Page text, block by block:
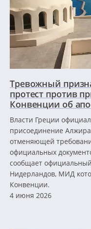
Тревожный
протест против
Конвенции об
Власти Греции
присоединение
отменяющей
официальных
сообщает
Нидерландов, МИД
Конвенции.
4 июня 2026